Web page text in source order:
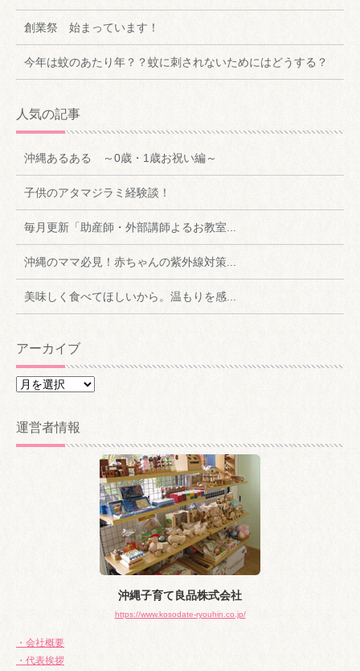
創業祭 始まっています！
今年は蚊のあたり年？？蚊に刺されないためにはどうする？
人気の記事
沖縄あるある ～0歳・1歳お祝い編～
子供のアタマジラミ経験談！
毎月更新「助産師・外部講師よるお教室...
沖縄のママ必見！赤ちゃんの紫外線対策...
美味しく食べてほしいから。温もりを感...
アーカイブ
ア
カ
イ
運営者情報
沖縄子育て良品株式会社
https://www.kosodate-ryouhin.co.jp/
・会社概要
・代表挨拶